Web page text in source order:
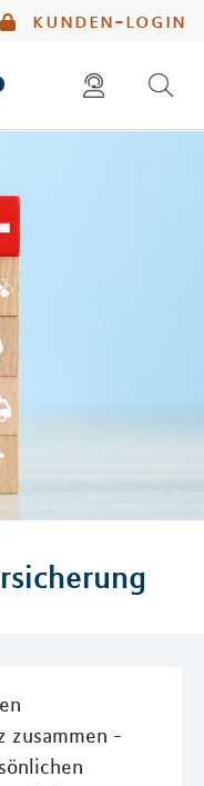
kunden-login
zusammen -